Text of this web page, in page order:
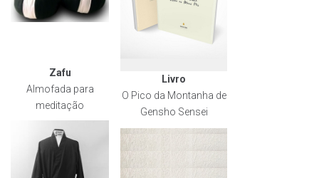
Zafu
Almofada para
meditação
Livro
O Pico da Montanha de
Gensho Sensei